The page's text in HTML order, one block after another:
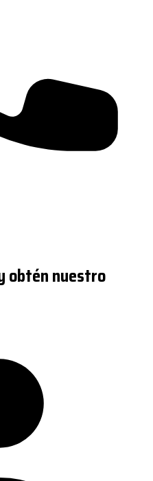
obtén nuestro